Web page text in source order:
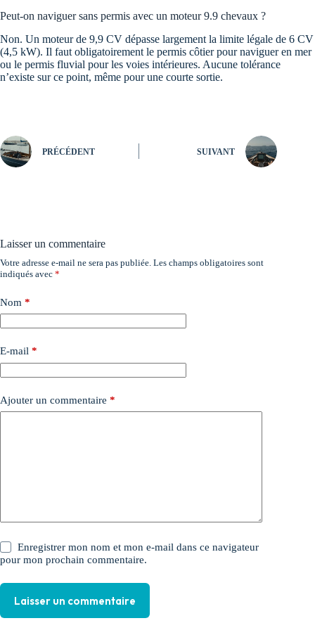
Peut-on naviguer sans permis avec un moteur 9.9 chevaux ?
Non. Un moteur de 9,9 CV dépasse largement la limite légale de 6 CV
(4,5 kW). Il faut obligatoirement le permis côtier pour naviguer en mer
ou le permis fluvial pour les voies intérieures. Aucune tolérance
n’existe sur ce point, même pour une courte sortie.
PRÉCÉDENT SUIVANT
Laisser un commentaire
Votre adresse e-mail ne sera pas publiée. Les champs obligatoires sont
indiqués avec *
Nom *
E-mail *
Ajouter un commentaire *
Enregistrer mon nom et mon e-mail dans ce navigateur
pour mon prochain commentaire.
Laisser un commentaire